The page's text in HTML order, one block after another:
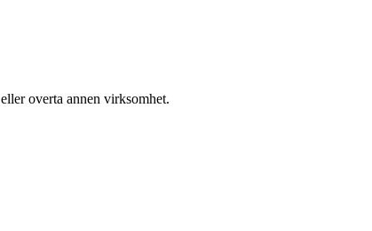
overta annen virksomhet.